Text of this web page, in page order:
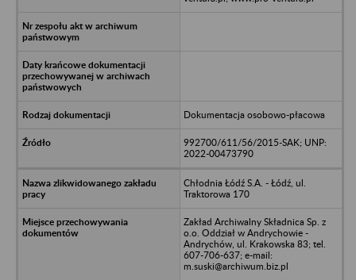
Dokumentacja osobowo-płacowa
992700/611/56/2015-SAK; UNP:
2022-00473790
Chłodnia Łódź S.A. - Łódź, ul.
Traktorowa 170
Zakład Archiwalny Składnica Sp. z
o.o. Oddział w Andrychowie -
Andrychów, ul. Krakowska 83; tel.
607-706-637; e-mail:
m.suski@archiwum.biz.pl